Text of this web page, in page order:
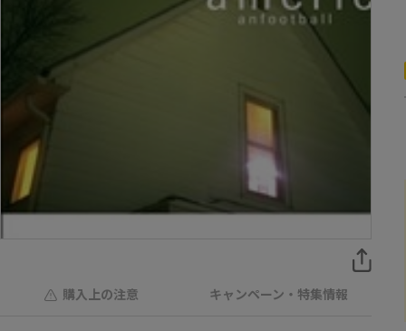
購入上の注意 キャンペーン・特集情報